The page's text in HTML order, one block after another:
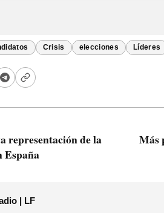
Crisis elecciones Líderes
representación de la
España
Más
| LF